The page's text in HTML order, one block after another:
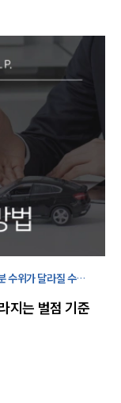
무
사추천
수위가 달라질 수
지는 벌점 기준